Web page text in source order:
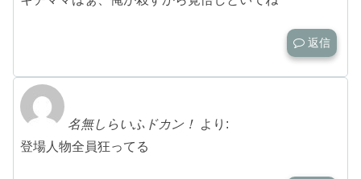
返信
名無しらいふドカン！ より:
登場人物全員狂ってる